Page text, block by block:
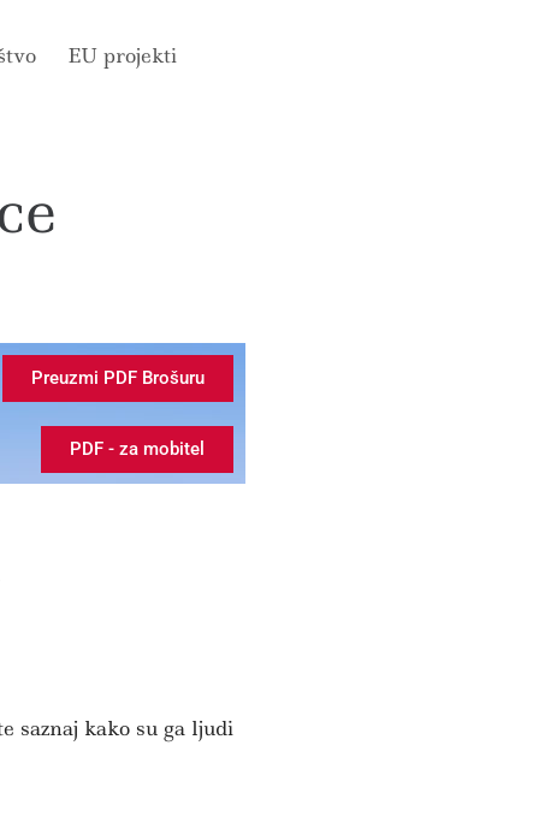
EU projekti
Preuzmi PDF Brošuru
PDF - za mobitel
saznaj kako su ga ljudi